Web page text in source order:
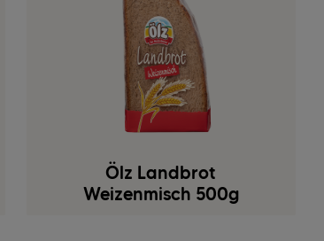
Ölz Landbrot
Weizenmisch 500g